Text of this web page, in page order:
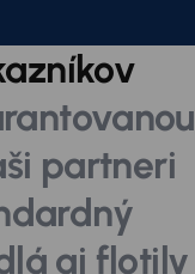
partneri
aj flotily